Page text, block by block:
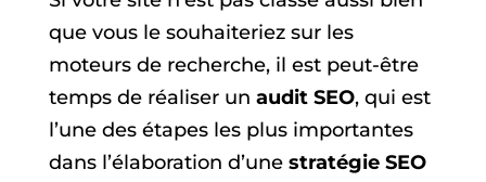
que vous le souhaiteriez sur les
moteurs de recherche, il est peut-être
temps de réaliser un audit SEO, qui est
l’une des étapes les plus importantes
dans l’élaboration d’une stratégie SEO